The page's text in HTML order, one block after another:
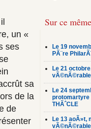
Sur ce
Le 19
PÃ¨re
Le 21
vÃ©nÃ©rable
Le 24
protomartyre
THÃˆCLE
Le 13 aoÃ»t,
vÃ©nÃ©rable
un «
ses
sa
de la
de